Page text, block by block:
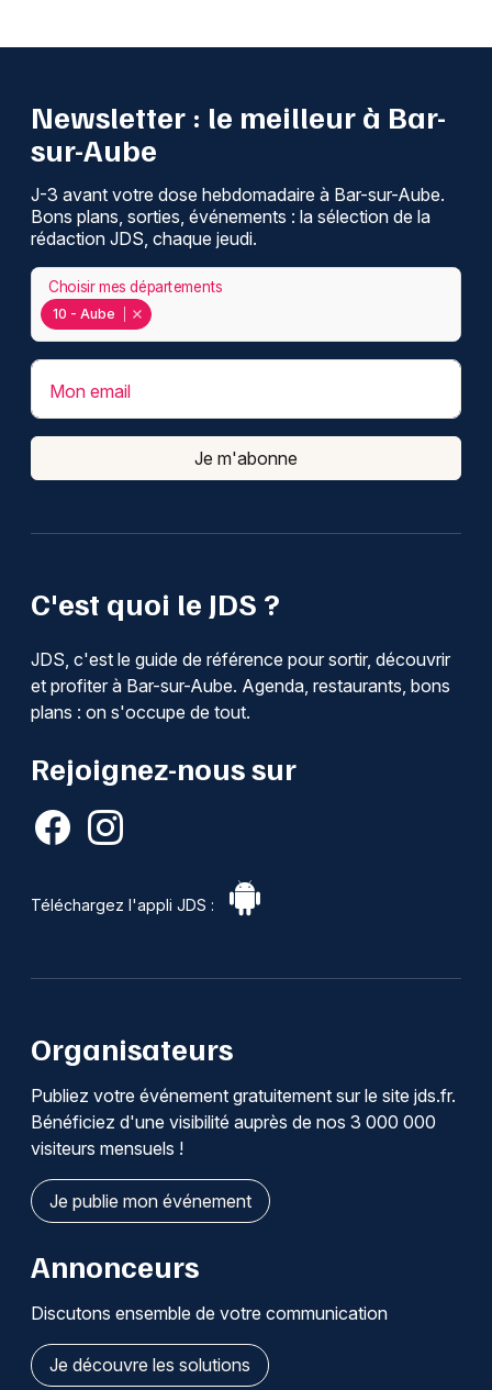
C'est quoi le JDS ?
JDS, c'est le guide de référence pour sortir, découvrir
et profiter à Bar-sur-Aube. Agenda, restaurants, bons
plans : on s'occupe de tout.
Rejoignez-nous sur
Téléchargez l'appli JDS :
Newsletter : le meilleur à Bar-
sur-Aube
J-3 avant votre dose hebdomadaire à Bar-sur-Aube.
Bons plans, sorties, événements : la sélection de la
rédaction JDS, chaque jeudi.
10 - Aube
Choisir mes départements
Mon email
Je m'abonne
Organisateurs
Publiez votre événement gratuitement sur le site jds.fr.
Bénéficiez d'une visibilité auprès de nos 3 000 000
visiteurs mensuels !
Je publie mon événement
Annonceurs
Discutons ensemble de votre communication
Je découvre les solutions